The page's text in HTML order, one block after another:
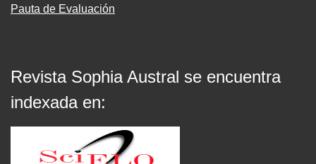
Pauta de Evaluación
Revista Sophia Austral se encuentra
indexada en: